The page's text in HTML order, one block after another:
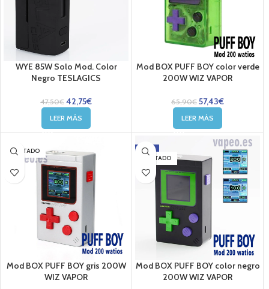
WYE 85W Solo Mod. Color
Negro TESLAGICS
47,50€ 42,75€
LEER MÁS
Mod BOX PUFF BOY color verde
200W WIZ VAPOR
65,90€ 57,43€
LEER MÁS
AGOTADO
Mod BOX PUFF BOY gris 200W
WIZ VAPOR
-13%
AGOTADO
Mod BOX PUFF BOY color negro
200W WIZ VAPOR